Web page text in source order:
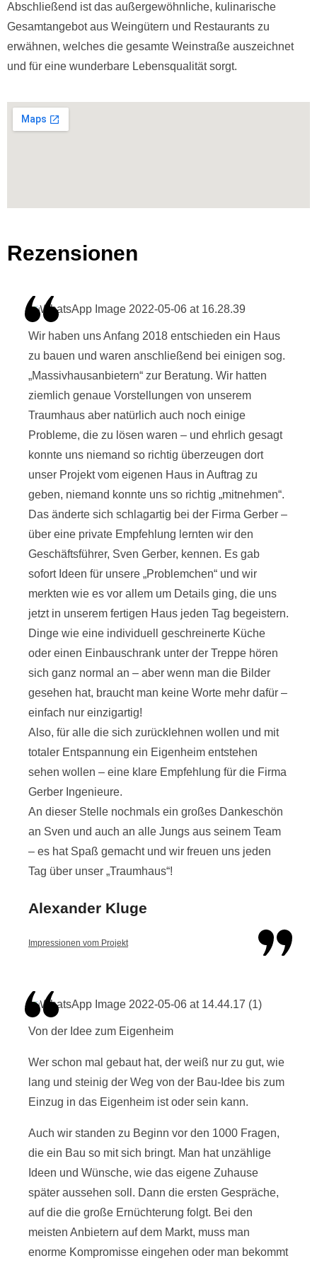
Abschließend ist das außergewöhnliche, kulinarische
Gesamtangebot aus Weingütern und Restaurants zu
erwähnen, welches die gesamte Weinstraße auszeichnet
und für eine wunderbare Lebensqualität sorgt.
Rezensionen
Wir haben uns Anfang 2018 entschieden ein Haus
zu bauen und waren anschließend bei einigen sog.
„Massivhausanbietern“ zur Beratung. Wir hatten
ziemlich genaue Vorstellungen von unserem
Traumhaus aber natürlich auch noch einige
Probleme, die zu lösen waren – und ehrlich gesagt
konnte uns niemand so richtig überzeugen dort
unser Projekt vom eigenen Haus in Auftrag zu
geben, niemand konnte uns so richtig „mitnehmen“.
Das änderte sich schlagartig bei der Firma Gerber –
über eine private Empfehlung lernten wir den
Geschäftsführer, Sven Gerber, kennen. Es gab
sofort Ideen für unsere „Problemchen“ und wir
merkten wie es vor allem um Details ging, die uns
jetzt in unserem fertigen Haus jeden Tag begeistern.
Dinge wie eine individuell geschreinerte Küche
oder einen Einbauschrank unter der Treppe hören
sich ganz normal an – aber wenn man die Bilder
gesehen hat, braucht man keine Worte mehr dafür –
einfach nur einzigartig!
Also, für alle die sich zurücklehnen wollen und mit
totaler Entspannung ein Eigenheim entstehen
sehen wollen – eine klare Empfehlung für die Firma
Gerber Ingenieure.
An dieser Stelle nochmals ein großes Dankeschön
an Sven und auch an alle Jungs aus seinem Team
– es hat Spaß gemacht und wir freuen uns jeden
Tag über unser „Traumhaus“!
Alexander Kluge
Impressionen vom Projekt
Von der Idee zum Eigenheim
Wer schon mal gebaut hat, der weiß nur zu gut, wie
lang und steinig der Weg von der Bau-Idee bis zum
Einzug in das Eigenheim ist oder sein kann.
Auch wir standen zu Beginn vor den 1000 Fragen,
die ein Bau so mit sich bringt. Man hat unzählige
Ideen und Wünsche, wie das eigene Zuhause
später aussehen soll. Dann die ersten Gespräche,
auf die die große Ernüchterung folgt. Bei den
meisten Anbietern auf dem Markt, muss man
enorme Kompromisse eingehen oder man bekommt